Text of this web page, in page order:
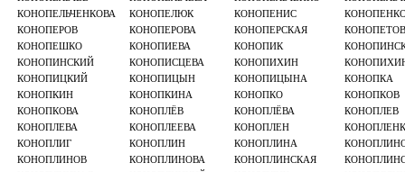
КОНОПЕЛЬЧЕНКОВА
КОНОПЕЛЮК КОНОПЕНИС
КОНОПЕРОВ
КОНОПЕРОВА КОНОПЕРСКАЯ
КОНОПЕШКО
КОНОПИЕВА КОНОПИК
КОНОПИНСКИЙ
КОНОПИСЦЕВА КОНОПИХИН
КОНОПИЦКИЙ
КОНОПИЦЫН КОНОПИЦЫНА
КОНОПКА
КОНОПКИН
КОНОПКИНА КОНОПКО
КОНОПКОВ
КОНОПКОВА
КОНОПЛЁВ КОНОПЛЁВА
КОНОПЛЕВ
КОНОПЛЕВА
КОНОПЛЕЕВА КОНОПЛЕН
КОНОПЛИГ
КОНОПЛИН КОНОПЛИНА
КОНОПЛИНОВ
КОНОПЛИНОВА КОНОПЛИНСКАЯ